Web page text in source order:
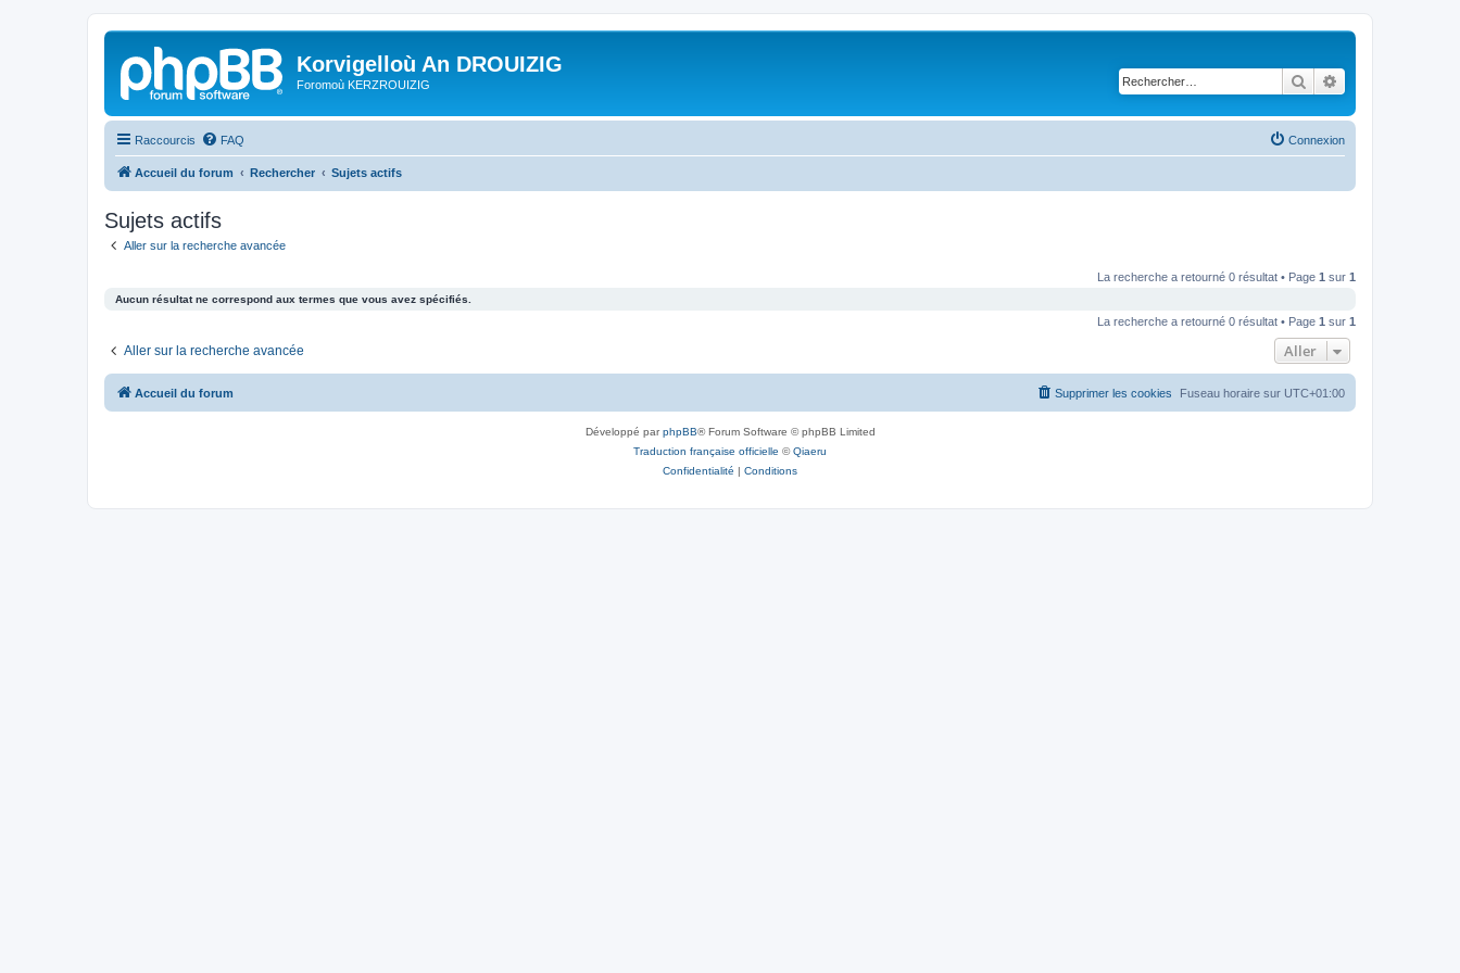
Korvigelloù An DROUIZIG
Foromoù KERZROUIZIG Rechercher
Raccourcis FAQ Connexion
Accueil du forum Rechercher Sujets actifs
Sujets actifs
Aller sur la recherche avancée
La recherche a retourné 0 résultat • Page 1 sur 1
Aucun résultat ne correspond aux termes que vous avez spécifiés.
La recherche a retourné 0 résultat • Page 1 sur 1
Aller sur la recherche avancée Aller
Accueil du forum Fuseau horaire sur UTC+01:00
Supprimer les cookies
Développé parphpBB® Forum Software © phpBB Limited
Traduction française officielle ©Qiaeru
Confidentialité | Conditions